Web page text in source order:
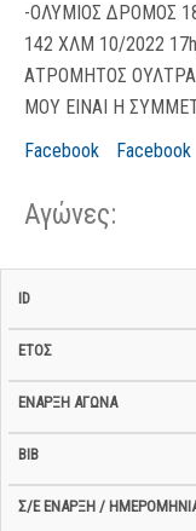
-ΟΛΥΜΙΟΣ ΔΡΟΜΟΣ
142 ΧΛΜ 10/2022
ΑΤΡΟΜΗΤΟΣ ΟΥΛΤΡΑ
ΜΟΥ ΕΙΝΑΙ Η
Facebook
Facebook
Αγώνες:
Αγώνα